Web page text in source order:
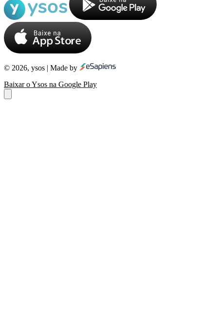
© 2026, ysos | Made by
Baixar o Ysos na Google Play